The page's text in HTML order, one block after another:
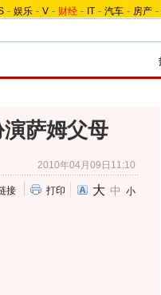
- 娱乐 - V - 财经 - IT - 汽车 - 房产 -
萨姆父母
2010年04月09日11:10
接 打印 大 中 小